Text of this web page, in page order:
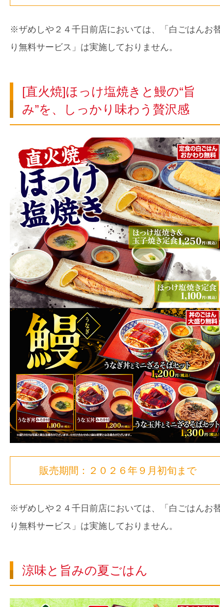
※ザめしや２４千日前店においては、「白ごはんお
り無料サービス」は実施しておりません。
[直火焼]ほっけ塩焼きと鰻の“旨
み”を、しっかり味わう贅沢感
販売期間：２０２６年９月初旬まで
※ザめしや２４千日前店においては、「白ごはんお
り無料サービス」は実施しておりません。
涼味と旨みの夏ごはん